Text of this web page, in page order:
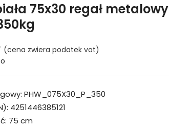
75x30 regał metalowy
(cena zwiera podatek vat)
PHW_075X30_P_350
4251446385121
75 cm